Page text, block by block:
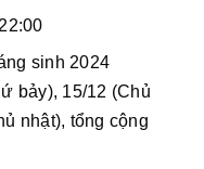
sinh 2024
bảy), 15/12 (Chủ
nhật), tổng cộng